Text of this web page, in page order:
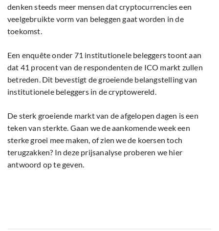
denken steeds meer mensen dat cryptocurrencies een
veelgebruikte vorm van beleggen gaat worden in de
toekomst.
Een enquête onder 71 institutionele beleggers toont aan
dat 41 procent van de respondenten de ICO markt zullen
betreden. Dit bevestigt de groeiende belangstelling van
institutionele beleggers in de cryptowereld.
De sterk groeiende markt van de afgelopen dagen is een
teken van sterkte. Gaan we de aankomende week een
sterke groei mee maken, of zien we de koersen toch
terugzakken? In deze prijsanalyse proberen we hier
antwoord op te geven.